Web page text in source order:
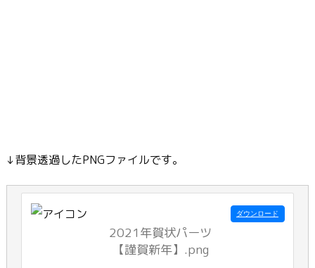
↓背景透過したPNGファイルです。
2021年賀状パーツ
【謹賀新年】.png
ダウンロード